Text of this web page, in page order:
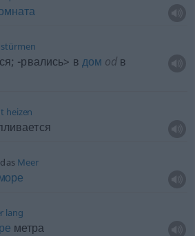
stürmen
-рвались> вдом odв
heizen
Meer
lang
метра